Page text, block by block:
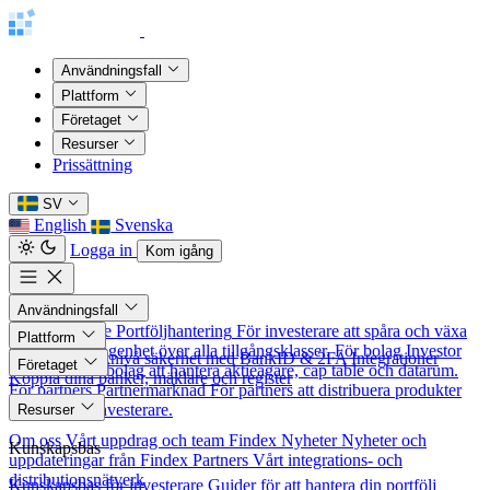
Användningsfall
Plattform
Företaget
Resurser
Prissättning
SV
English
Svenska
Logga in
Kom igång
Användningsfall
För investerare Portföljhantering För investerare att spåra och växa
sitt nettoförmögenhet över alla tillgångsklasser. För bolag Investor
Relations
För bolag att hantera aktieägare, cap table och datarum.
För partners Partnermarknad För partners att distribuera produkter
till nordiska investerare.
Plattform
Säkerhet Banknivå säkerhet med BankID & 2FA Integrationer
Koppla dina banker, mäklare och register
Företaget
Om oss
Om oss Vårt uppdrag och team Findex Nyheter Nyheter och
uppdateringar från Findex Partners Vårt integrations- och
distributionsnätverk
Resurser
Kunskapsbas
Kunskapsbas för investerare Guider för att hantera din portfölj